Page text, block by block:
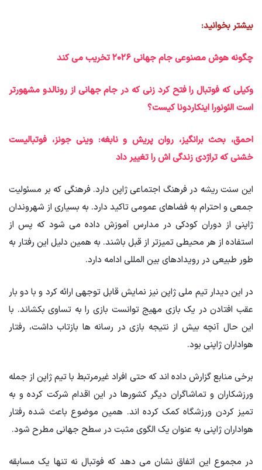
بیشتر بخوانید:
چگونه هوش مصنوعی جام جهانی۲۰۲۶تخریب می کند
وکیلی که فوتبال را فتح کرد زنی که در جام جهانی از رونالدو مشهورتر
است الئونورا اینکاردونا کیست؟
احمق، بحث برانگیز، روان پریش و نابغه: وینی جونز، فوتبالیست
خشنی که تراژدی زندگی اش را تغییر داد
این سنت ریشه در فرهنگ اجتماعی ژاپن دارد. فرهنگی که بر مسئولیت
جمعی و احترام به فضاهای عمومی تاکید دارد. به بسیاری از شهروندان
ژاپنی از دوران کودکی در مدارس آموزش داده می شود که پس از
استفاده از هر محیطی تمیزتر از قبل باشند. به همین دلیل این رفتار به
طور طبیعی در رویدادهای بین المللی ادامه دارد.
در این دیدار تیم ملی ژاپن نیز نمایش قابل توجهی ارائه کرد و با دو بار
عقب افتادن در یک بازی مهیج توانست بازی را به تساوی بکشاند. با
این حال آنچه بیش از نتیجه بازی در رسانه ها بازتاب داشت، رفتار
هواداران ژاپنی بود.
برخی منابع گزارش داده اند که حتی افراد غیرمرتبط با تیم ژاپن از جمله
ورزشکاران و تماشاگران دیگر کشورها در این اقدام شرکت کرده و به
تمیز کردن ورزشگاه کمک کرده اند. همین موضوع باعث شده رفتار
هواداران ژاپنی به عنوان یک الگوی مثبت در سطح جهانی مطرح شود.
در مجموع این اتفاق نشان می دهد که فوتبال نه تنها یک مسابقه